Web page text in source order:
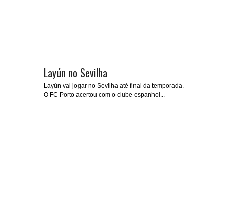
Layún no Sevilha
Layún vai jogar no Sevilha até final da temporada.
O FC Porto acertou com o clube espanhol...